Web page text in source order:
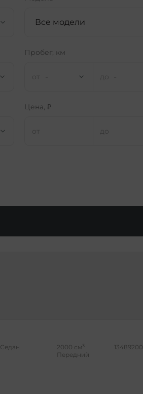
Все модели
Пробег, км
- -
Цена, ₽
Седан 2000 см 3
Передний
13489200